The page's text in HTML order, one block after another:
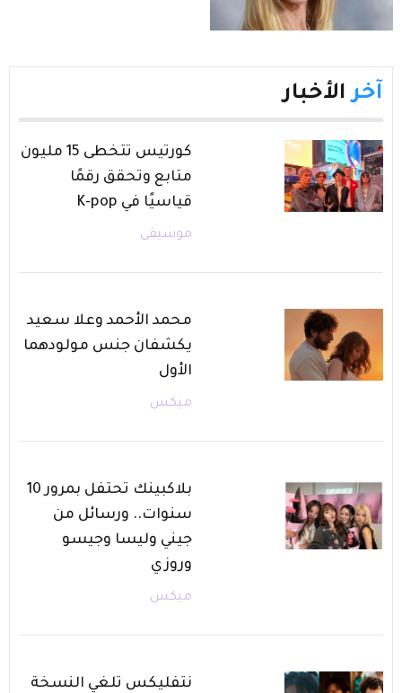
آخر الأخبار
كورتيس تتخطى 15 مليون
متابع وتحقق رقمًا
قياسيًا في K-pop
موسيقى
محمد الأحمد وعلا سعيد
يكشفان جنس مولودهما
الأول
ميكس
بلاكبينك تحتفل بمرور 10
سنوات.. ورسائل من
جيني وليسا وجيسو
وروزي
ميكس
نتفليكس تلغي النسخة